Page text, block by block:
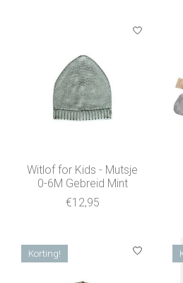
Witlof for Kids - Mutsje
0-6M Gebreid Mint
€12,95
Korting!